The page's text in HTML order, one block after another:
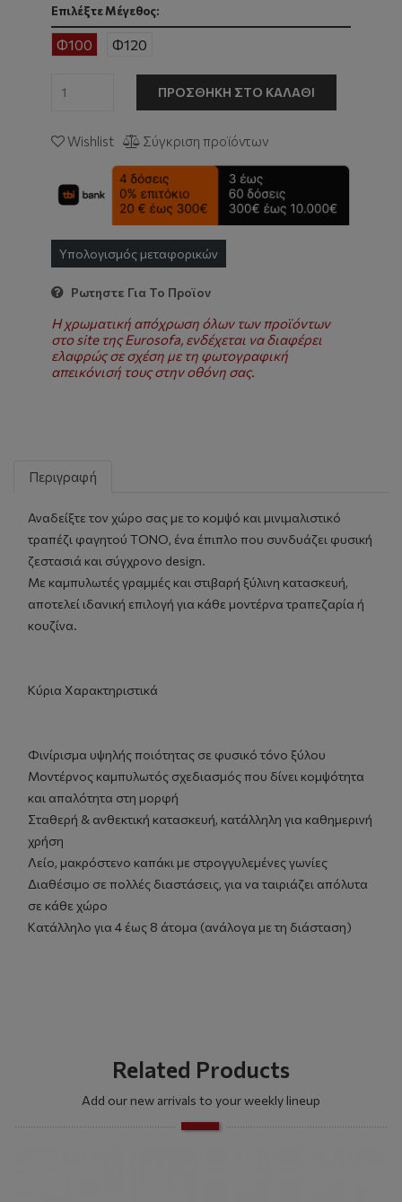
Επιλέξτε Μέγεθος:
Φ100 Φ120
ΠΡΟΣΘΉΚΗ ΣΤΟ ΚΑΛΆΘΙ
Wishlist Σύγκριση προϊόντων
Υπολογισμός μεταφορικών
Ρωτηστε Για Το Προϊον
Η χρωματική απόχρωση όλων των προϊόντων
στο site της Eurosofa, ενδέχεται να διαφέρει
ελαφρώς σε σχέση με τη φωτογραφική
απεικόνισή τους στην οθόνη σας.
Περιγραφή
Αναδείξτε τον χώρο σας με το κομψό και μινιμαλιστικό
τραπέζι φαγητού TONO, ένα έπιπλο που συνδυάζει φυσική
ζεστασιά και σύγχρονο design.
Με καμπυλωτές γραμμές και στιβαρή ξύλινη κατασκευή,
αποτελεί ιδανική επιλογή για κάθε μοντέρνα τραπεζαρία ή
κουζίνα.
Κύρια Χαρακτηριστικά
Φινίρισμα υψηλής ποιότητας σε φυσικό τόνο ξύλου
Μοντέρνος καμπυλωτός σχεδιασμός που δίνει κομψότητα
και απαλότητα στη μορφή
Σταθερή & ανθεκτική κατασκευή, κατάλληλη για καθημερινή
χρήση
Λείο, μακρόστενο καπάκι με στρογγυλεμένες γωνίες
Διαθέσιμο σε πολλές διαστάσεις, για να ταιριάζει απόλυτα
σε κάθε χώρο
Κατάλληλο για 4 έως 8 άτομα (ανάλογα με τη διάσταση)
Related Products
Add our new arrivals to your weekly lineup